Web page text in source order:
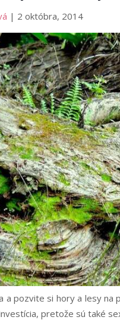
| 2 októbra, 2014
a pozvite si hory a lesy na
pretože sú také